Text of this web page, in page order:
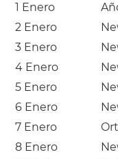
1 Enero
2 Enero
3 Enero
4 Enero
5 Enero
6 Enero
7 Enero
8 Enero